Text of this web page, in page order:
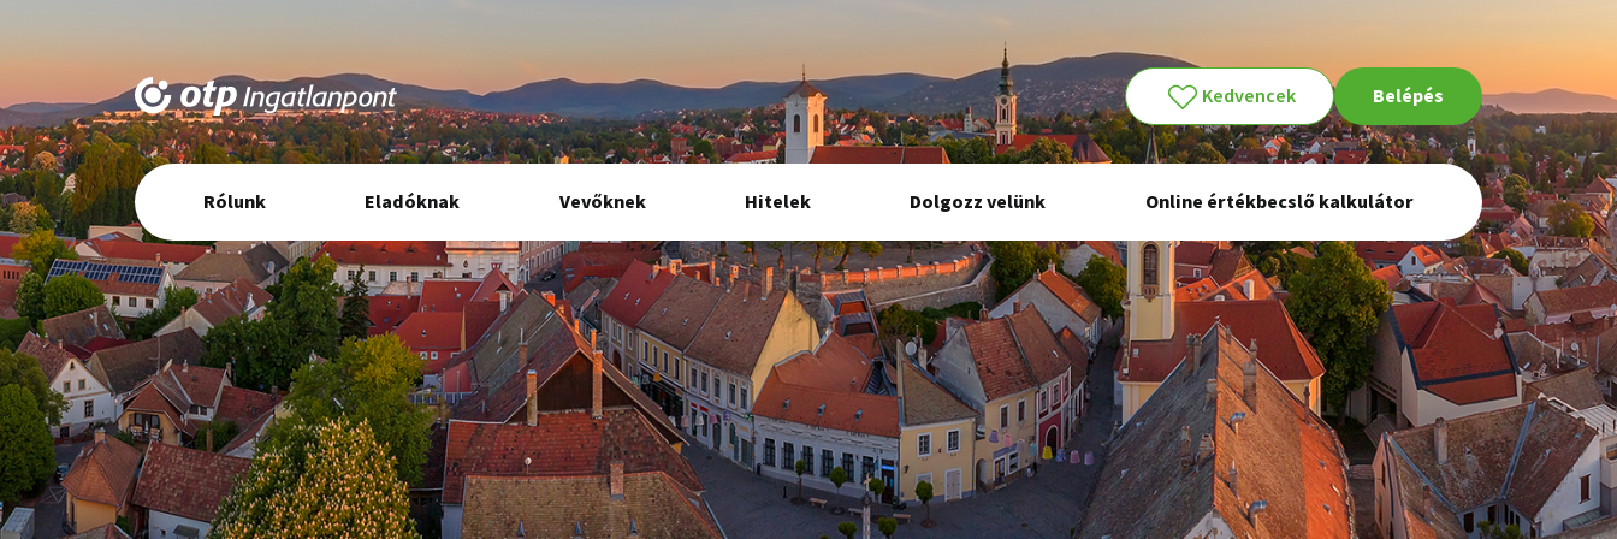
Kedvencek Belépés
Elsődleges
navigáció
Rólunk Eladóknak Vevőknek Hitelek Dolgozz velünk Online értékbecslő kalkulátor